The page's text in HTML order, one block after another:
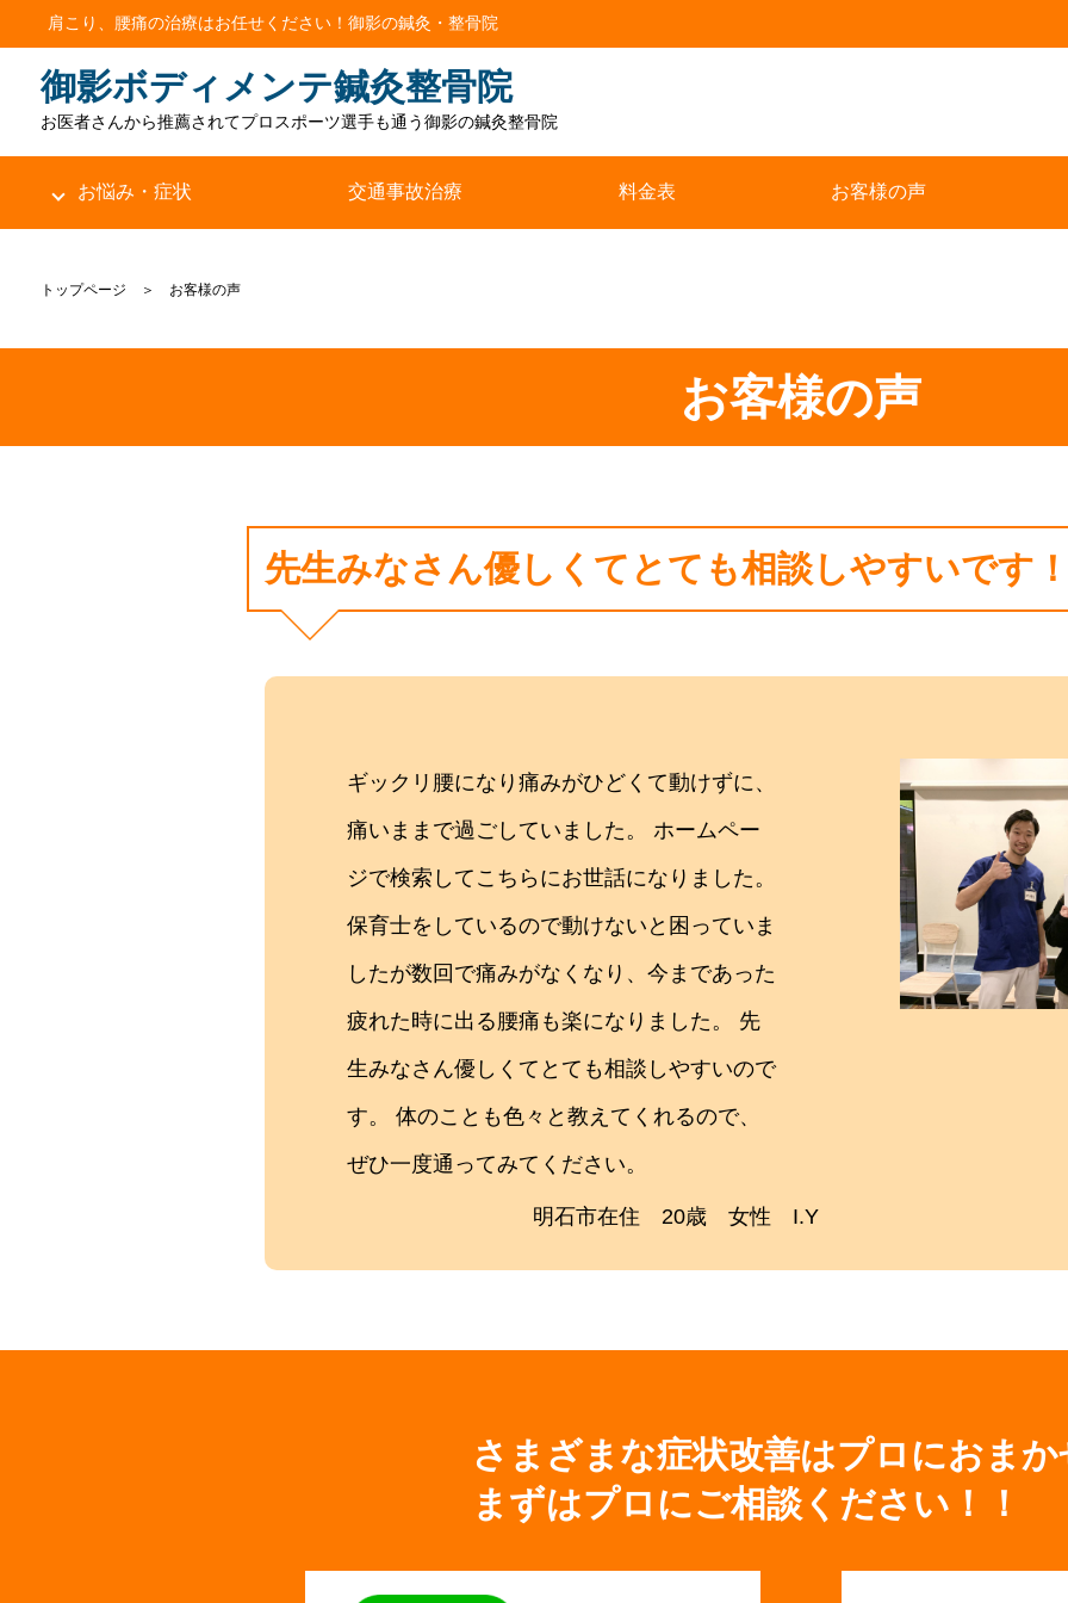
肩こり、腰痛の治療はお任せください！御影の鍼灸・整骨院
御影ボディメンテ鍼灸整骨院
お医者さんから推薦されてプロスポーツ選手も通う御影の鍼灸整骨院
お悩み・症状 交通事故治療 料金表 お客様の声
トップページ ＞ お客様の声
お客様の声
先生みなさん優しくてとても相談しやすいです
ギックリ腰になり痛みがひどくて動けずに、
痛いままで過ごしていました。 ホームペー
ジで検索してこちらにお世話になりました。
保育士をしているので動けないと困っていま
したが数回で痛みがなくなり、今まであった
疲れた時に出る腰痛も楽になりました。 先
生みなさん優しくてとても相談しやすいので
す。 体のことも色々と教えてくれるので、
ぜひ一度通ってみてください。
明石市在住 20歳 女性 I.Y
さまざまな症状改善はプロにおまか
まずはプロにご相談ください！！